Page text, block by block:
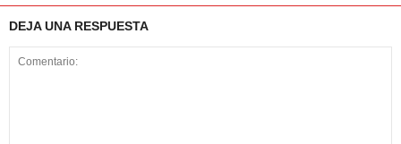
DEJA UNA RESPUESTA